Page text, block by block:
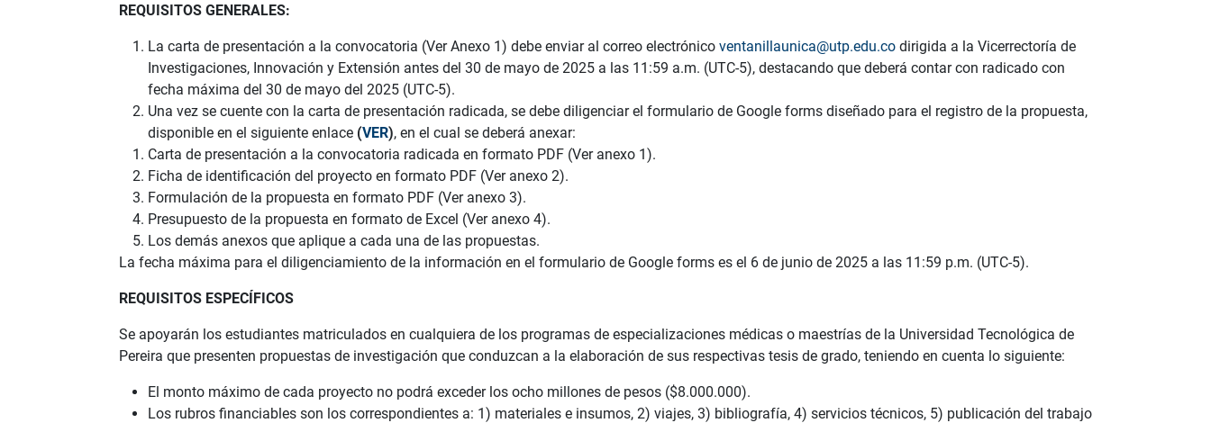
REQUISITOS GENERALES:
La carta de presentación a la convocatoria (Ver Anexo 1) debe enviar al correo electrónico ventanillaunica@utp.edu.co dirigida a la Vicerrectoría de
Investigaciones, Innovación y Extensión antes del 30 de mayo de 2025 a las 11:59 a.m. (UTC-5), destacando que deberá contar con radicado con
fecha máxima del 30 de mayo del 2025 (UTC-5).
Una vez se cuente con la carta de presentación radicada, se debe diligenciar el formulario de Google forms diseñado para el registro de la propuesta,
disponible en el siguiente enlace (VER), en el cual se deberá anexar:
Carta de presentación a la convocatoria radicada en formato PDF (Ver anexo 1).
Ficha de identificación del proyecto en formato PDF (Ver anexo 2).
Formulación de la propuesta en formato PDF (Ver anexo 3).
Presupuesto de la propuesta en formato de Excel (Ver anexo 4).
Los demás anexos que aplique a cada una de las propuestas.
La fecha máxima para el diligenciamiento de la información en el formulario de Google forms es el 6 de junio de 2025 a las 11:59 p.m. (UTC-5).
REQUISITOS ESPECÍFICOS
Se apoyarán los estudiantes matriculados en cualquiera de los programas de especializaciones médicas o maestrías de la Universidad Tecnológica de
Pereira que presenten propuestas de investigación que conduzcan a la elaboración de sus respectivas tesis de grado, teniendo en cuenta lo siguiente:
El monto máximo de cada proyecto no podrá exceder los ocho millones de pesos ($8.000.000).
Los rubros financiables son los correspondientes a: 1) materiales e insumos, 2) viajes, 3) bibliografía, 4) servicios técnicos, 5) publicación del trabajo